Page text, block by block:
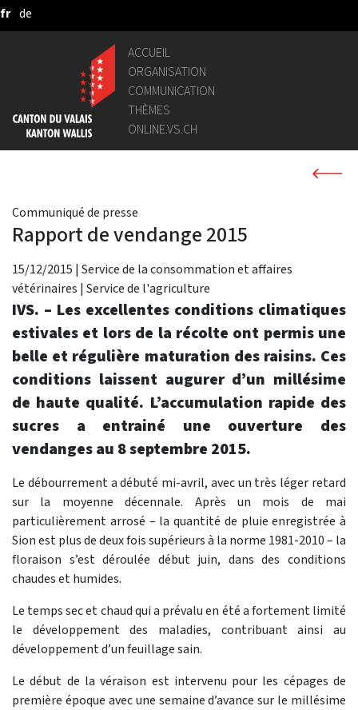
Saut au contenu principal
fr de
ACCUEIL
ORGANISATION
COMMUNICATION
THÈMES
ONLINE.VS.CH
Communiqué de presse
Rapport de vendange 2015
15/12/2015 | Service de la consommation et affaires
vétérinaires | Service de l'agriculture
IVS. – Les excellentes conditions climatiques
estivales et lors de la récolte ont permis une
belle et régulière maturation des raisins. Ces
conditions laissent augurer d’un millésime
de haute qualité. L’accumulation rapide des
sucres a entrainé une ouverture des
vendanges au 8 septembre 2015.
Le débourrement a débuté mi-avril, avec un très léger retard
sur la moyenne décennale. Après un mois de mai
particulièrement arrosé – la quantité de pluie enregistrée à
Sion est plus de deux fois supérieurs à la norme 1981-2010 – la
floraison s’est déroulée début juin, dans des conditions
chaudes et humides.
Le temps sec et chaud qui a prévalu en été a fortement limité
le développement des maladies, contribuant ainsi au
développement d’un feuillage sain.
Le début de la véraison est intervenu pour les cépages de
première époque avec une semaine d’avance sur le millésime